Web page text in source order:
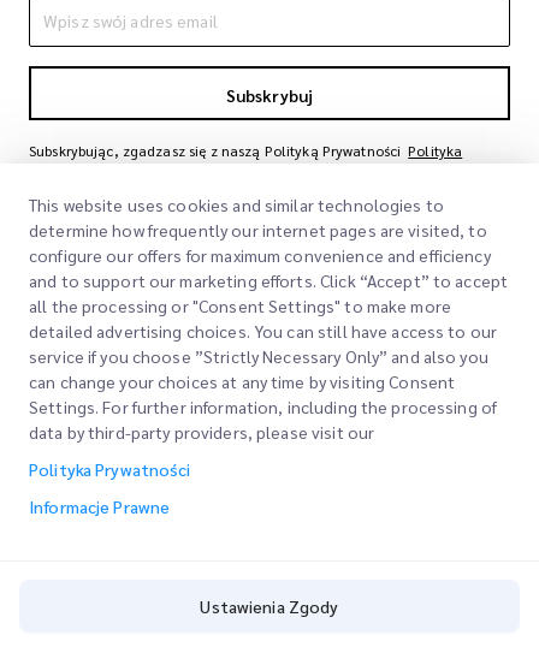
Subskrybuj
Subskrybując, zgadzasz się z naszą Polityką Prywatności Polityka
Szybkie Linki
Lokalizacje Biur
Poproś o Wycenę
Firma
O Nas
Nasze Usługi
This website uses cookies and similar technologies to
determine how frequently our internet pages are visited, to
configure our offers for maximum convenience and efficiency
and to support our marketing efforts. Click “Accept” to accept
all the processing or "Consent Settings" to make more
detailed advertising choices. You can still have access to our
service if you choose ”Strictly Necessary Only” and also you
can change your choices at any time by visiting Consent
Settings. For further information, including the processing of
data by third-party providers, please visit our
Polityka Prywatności
Informacje Prawne
Ustawienia Zgody